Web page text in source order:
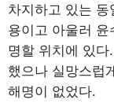
차지하고 있는 동
용이고 아울러 윤
명할 위치에 있
했으나 실망스럽
해명이 없었다.